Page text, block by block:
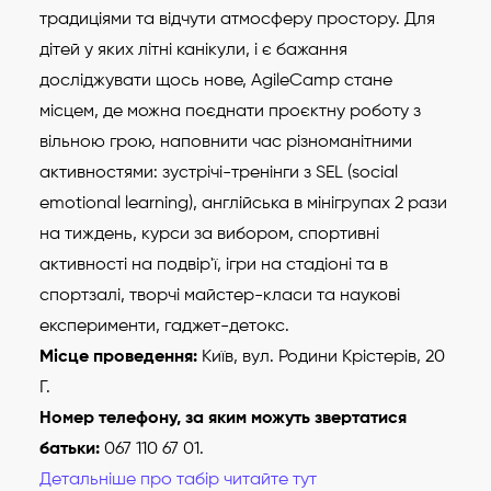
традиціями та відчути атмосферу простору. Для
дітей у яких літні канікули, і є бажання
досліджувати щось нове, AgileCamp стане
місцем, де можна поєднати проєктну роботу з
вільною грою, наповнити час різноманітними
активностями: зустрічі-тренінги з SEL (social
emotional learning), англійська в мінігрупах 2 рази
на тиждень, курси за вибором, спортивні
активності на подвір'ї, ігри на стадіоні та в
спортзалі, творчі майстер-класи та наукові
експерименти, гаджет-детокс.
Місце проведення: Київ, вул. Родини Крістерів, 20
Г.
Номер телефону, за яким можуть звертатися
батьки: 067 110 67 01.
Детальніше про табір читайте тут